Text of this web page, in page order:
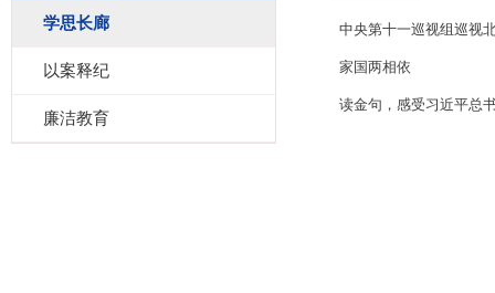
学思长廊
以案释纪
廉洁教育
中央第十一巡视组巡视
家国两相依
读金句，感受习近平总